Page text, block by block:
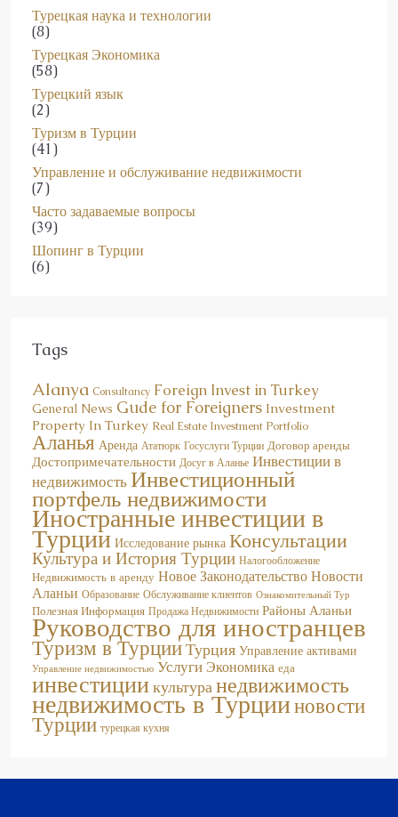
(8)
Турецкая Экономика
(58)
Турецкий язык
(2)
Туризм в Турции
(41)
Управление и обслуживание недвижимости
(7)
Часто задаваемые вопросы
(39)
Шопинг в Турции
(6)
Alanya
General News Gude for Foreigners Investment
Property In Turkey Real Estate Investment Portfolio
Аланья Аренда Ататюрк Госуслуги Турции Договор аренды
Достопримечательности Досуг в Аланье
Инвестиции в
недвижимостьИнвестиционный
портфель недвижимости
Иностранные инвестиции в
Турции Исследование рынка Консультации
Культура и История Турции Налогообложение
Недвижимость в аренду Новое Законодательство Новости
Аланьи Образование Обслуживание клиентов Ознакомительный Тур
Полезная Информация Продажа Недвижимости Районы Аланьи
Руководство для иностранцев
Туризм в ТурцииТурция Управление активами
Управление недвижимостью УслугиЭкономика еда
инвестициикультуранедвижимость
недвижимость в Турцииновости
Турции турецкая кухня